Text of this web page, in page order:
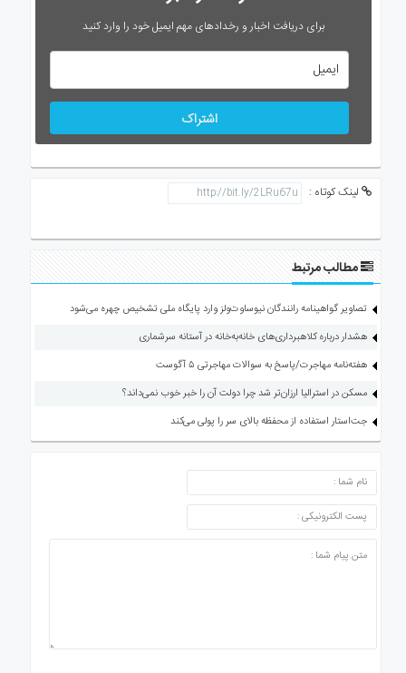
برای دریافت اخبار و رخدادهای مهم ایمیل خود را وارد کنید
اشتراک
لینک کوتاه :
مطالب مرتبط
تصاویر گواهینامه رانندگان نیوساوت‌ولز وارد پایگاه ملی تشخیص چهره می‌شود
هشدار درباره کلاهبرداری‌های خانه‌به‌خانه در آستانه سرشماری
هفته‌نامه مهاجرت/پاسخ به سوالات مهاجرتی ۵ آگوست
مسکن در استرالیا ارزان‌تر شد چرا دولت آن را خبر خوب نمی‌داند؟
جت‌استار استفاده از محفظه بالای سر را پولی می‌کند
ارسال دیدگاه